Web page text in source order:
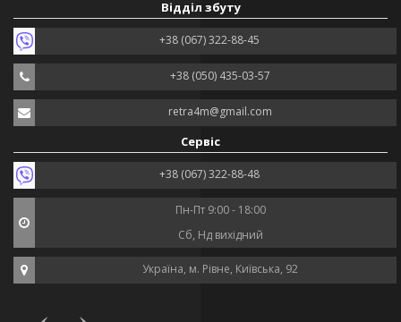
Відділ збуту
+38 (067) 322-88-45
+38 (050) 435-03-57
retra4m@gmail.com
Сервіс
+38 (067) 322-88-48
Пн-Пт 9:00 - 18:00
Сб, Нд вихідний
Україна, м. Рівне, Київська, 92